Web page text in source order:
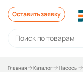
Оставить заявку
Главная Каталог Насосы